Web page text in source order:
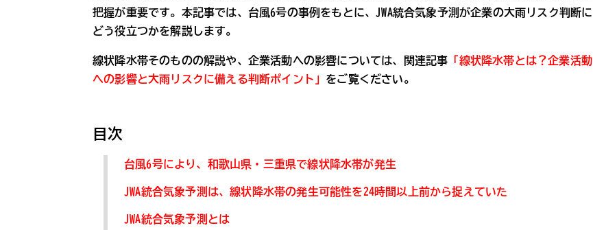
把握が重要です。本記事では、台風6号の事例をもとに、JWA統合気象予測が企業の大雨リスク判断に
どう役立つかを解説します。
線状降水帯そのものの解説や、企業活動への影響については、関連記事 「線状降水帯とは？企業活動
への影響と大雨リスクに備える判断ポイント」 をご覧ください。
目次
台風6号により、和歌山県・三重県で線状降水帯が発生
JWA統合気象予測は、線状降水帯の発生可能性を24時間以上前から捉えていた
JWA統合気象予測とは